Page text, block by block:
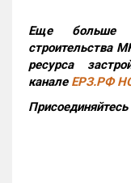
Еще больше
строительства
ресурса
канале ЕРЗ.РФ